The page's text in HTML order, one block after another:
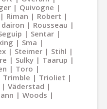
Quivogne
Riman
Robert
Rousseau
Sentar
Sma
Steimer
Stihl
Sulky
Taarup
Toro
Trimble
Trioliet
Väderstad
Woods